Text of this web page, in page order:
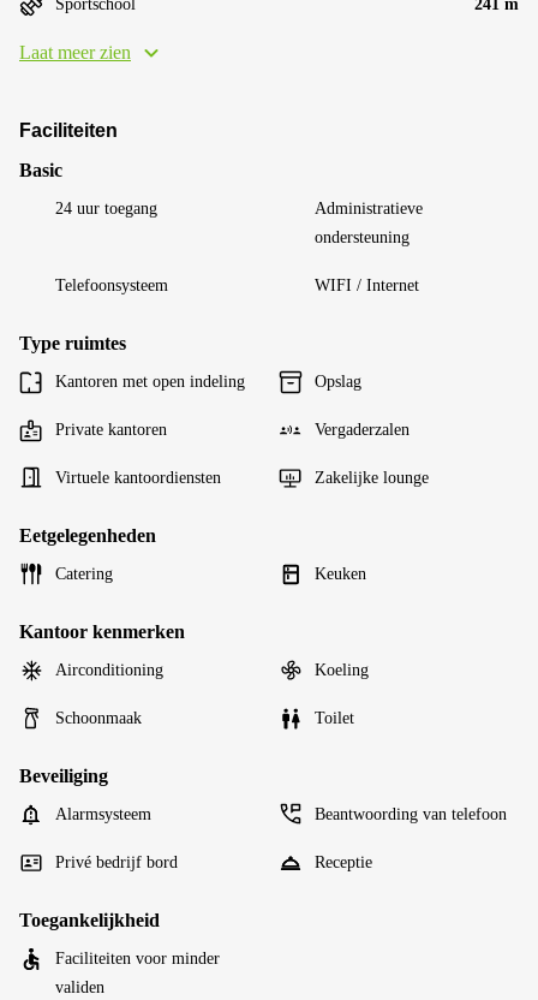
Sportschool 241 m
Laat meer zien
Faciliteiten
Basic
24 uur toegang
Administratieve
ondersteuning
Telefoonsysteem WIFI / Internet
Type ruimtes
Kantoren met open indeling Opslag
Private kantoren Vergaderzalen
Virtuele kantoordiensten Zakelijke lounge
Eetgelegenheden
Catering Keuken
Kantoor kenmerken
Airconditioning Koeling
Schoonmaak Toilet
Beveiliging
Alarmsysteem Beantwoording van telefoon
Privé bedrijf bord Receptie
Toegankelijkheid
Faciliteiten voor minder
validen